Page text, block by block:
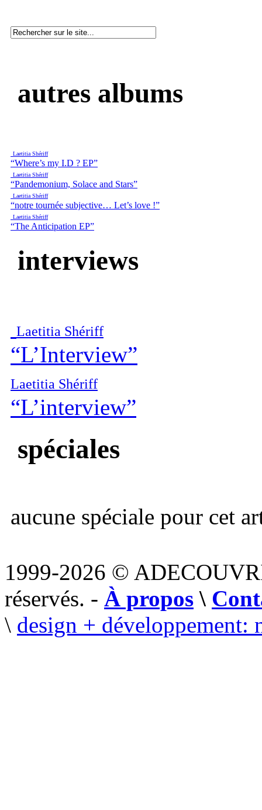
autres albums
Laetitia Shériff
“Where’s my I.D ? EP”
Laetitia Shériff
“Pandemonium, Solace and Stars”
Laetitia Shériff
“notre tournée subjective… Let’s love !”
Laetitia Shériff
“The Anticipation EP”
interviews
Laetitia Shériff
“L’Interview”
Laetitia Shériff
“L’interview”
spéciales
aucune spéciale pour cet
1999-2026 ©
réservés. - À propos \
\ design + développement: